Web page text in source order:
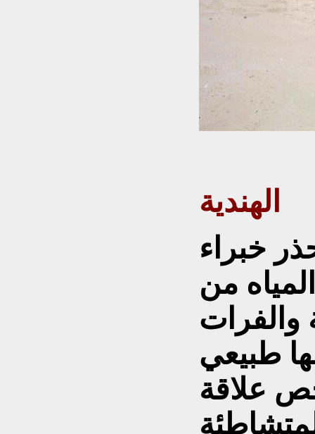
الهندية
خبراء
من
طبيعي
علاقة